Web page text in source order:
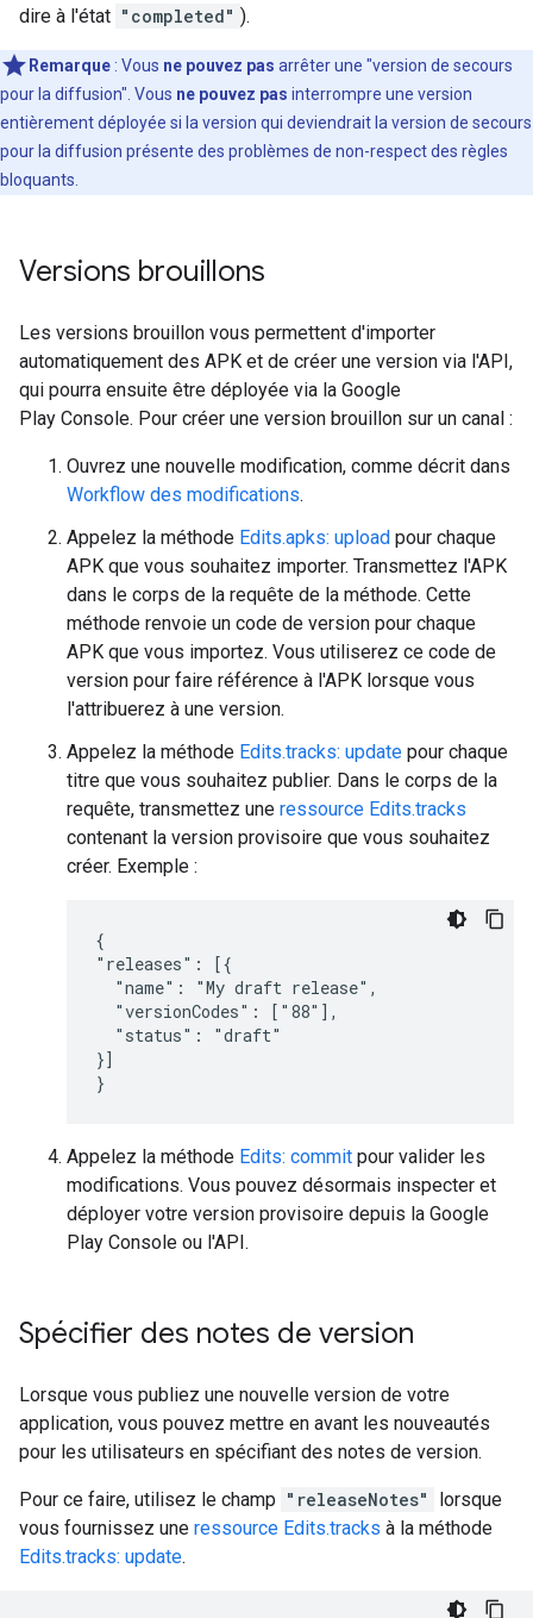
dire à l'état "completed" ).
Remarque : Vous ne pouvez pas arrêter une "version de secours
pour la diffusion". Vous ne pouvez pas interrompre une version
entièrement déployée si la version qui deviendrait la version de secours
pour la diffusion présente des problèmes de non-respect des règles
bloquants.
Versions brouillons
Les versions brouillon vous permettent d'importer
automatiquement des APK et de créer une version via l'API,
qui pourra ensuite être déployée via la Google
Play Console. Pour créer une version brouillon sur un canal :
Ouvrez une nouvelle modification, comme décrit dans
Workflow des modifications.
Appelez la méthode Edits.apks: upload pour chaque
APK que vous souhaitez importer. Transmettez l'APK
dans le corps de la requête de la méthode. Cette
méthode renvoie un code de version pour chaque
APK que vous importez. Vous utiliserez ce code de
version pour faire référence à l'APK lorsque vous
l'attribuerez à une version.
Appelez la méthode Edits.tracks: update pour chaque
titre que vous souhaitez publier. Dans le corps de la
requête, transmettez une ressource Edits.tracks
contenant la version provisoire que vous souhaitez
créer. Exemple :
{
"releases": [{
  "name": "My draft release",
  "versionCodes": ["88"],
  "status": "draft"
}]
}
Appelez la méthode Edits: commit pour valider les
modifications. Vous pouvez désormais inspecter et
déployer votre version provisoire depuis la Google
Play Console ou l'API.
Spécifier des notes de version
Lorsque vous publiez une nouvelle version de votre
application, vous pouvez mettre en avant les nouveautés
pour les utilisateurs en spécifiant des notes de version.
Pour ce faire, utilisez le champ "releaseNotes"
lorsque
vous fournissez une ressource Edits.tracks à la méthode
Edits.tracks: update.